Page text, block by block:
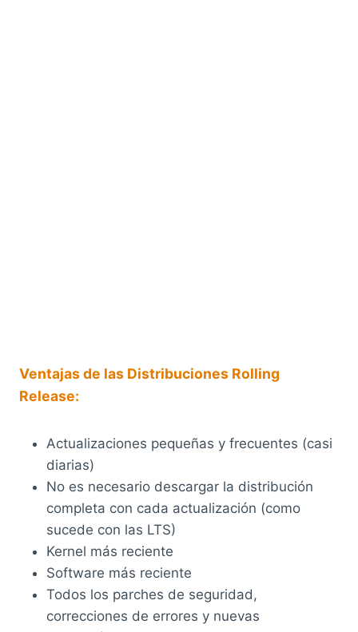
Ventajas de las Distribuciones Rolling
Release:
Actualizaciones pequeñas y frecuentes (casi
diarias)
No es necesario descargar la distribución
completa con cada actualización (como
sucede con las LTS)
Kernel más reciente
Software más reciente
Todos los parches de seguridad,
correcciones de errores y nuevas